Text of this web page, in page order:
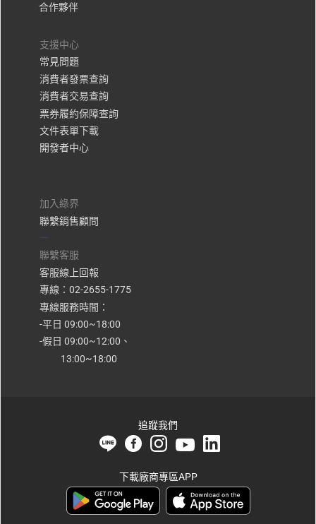
合作夥伴
支援中心
常見問題
消費者發票查詢
消費者交易查詢
票券履約保障查詢
文件表單下載
開發者中心
加入綠界
聯繫銷售顧問
—
聯繫客服
客服線上回報
專線：02-2655-1775
專線服務時間：
-平日 09:00~18:00
-假日 09:00~12:00、
13:00~18:00
追蹤我們
下載廠商專區APP